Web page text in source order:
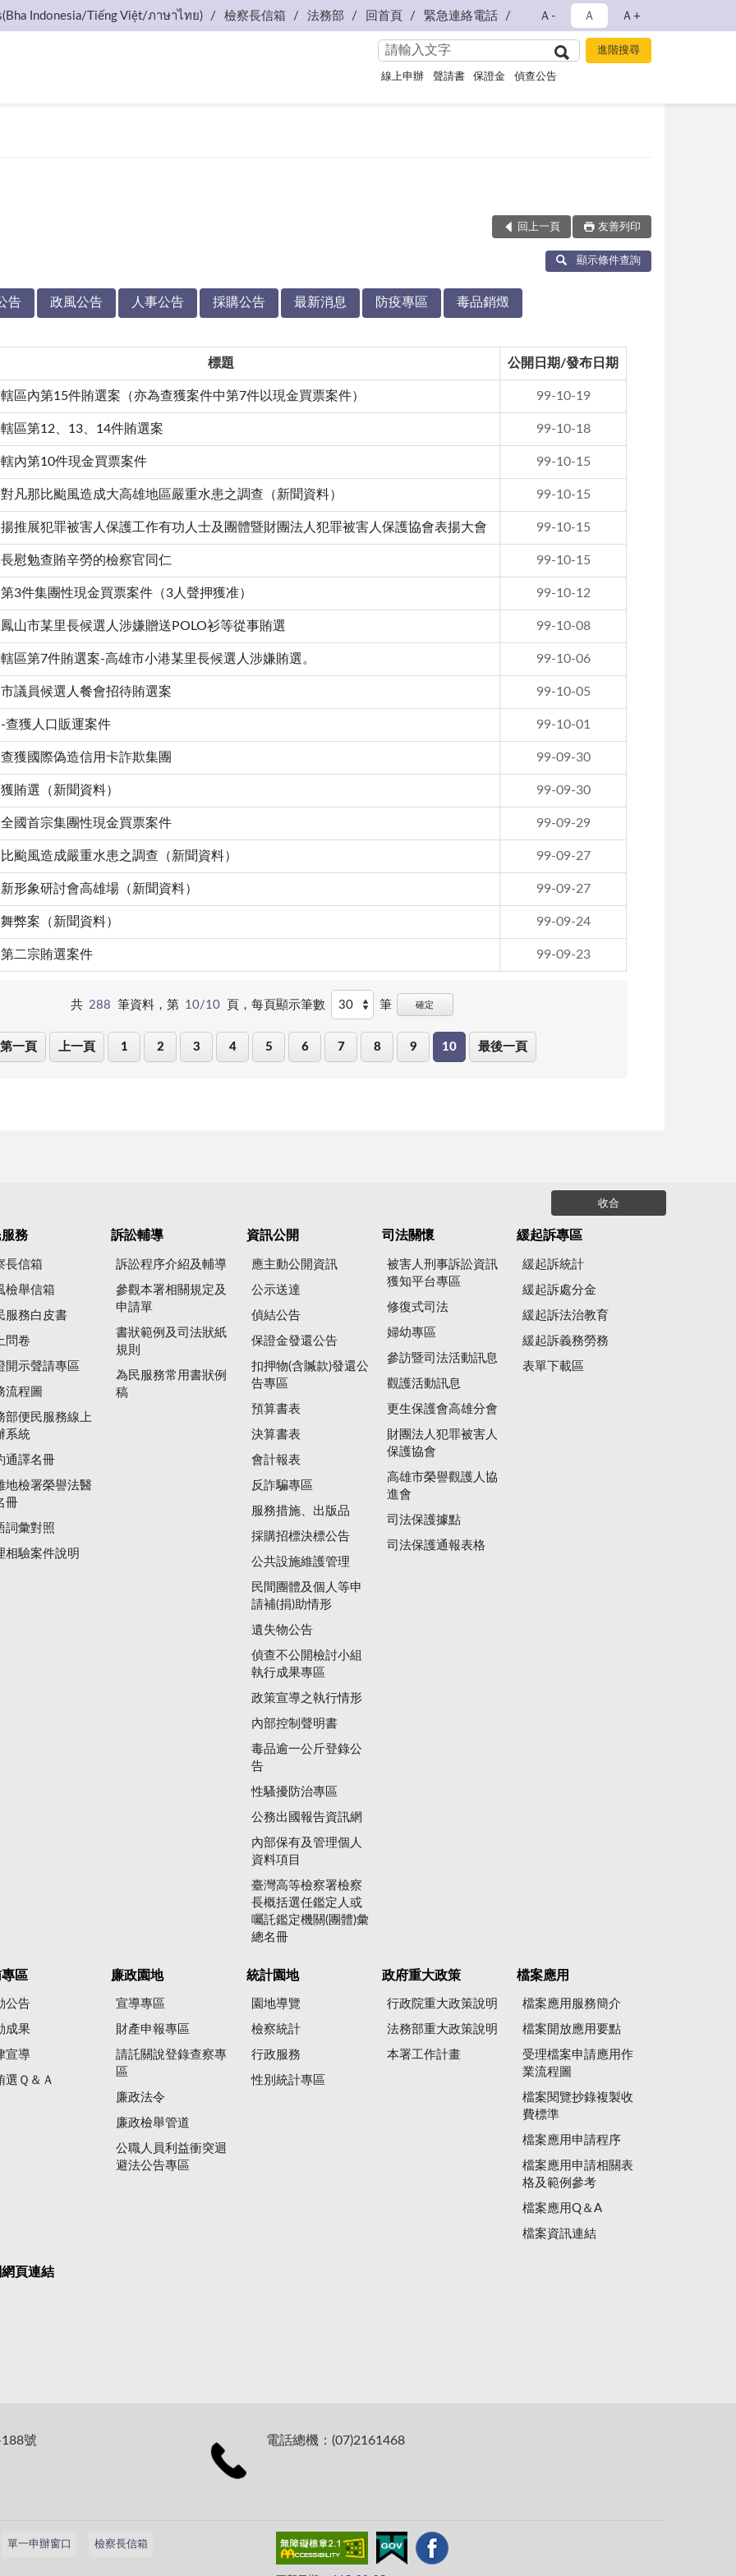
Indonesia/Tiếng Việt/ภาษาไทย) 檢察長信箱 法務部 回首頁 緊急連絡電話 Ａ- Ａ Ａ+
線上申辦 聲請書 保證金 偵查公告
回上一頁 友善列印
顯示條件查詢
告 政風公告 人事公告 採購公告 最新消息 防疫專區 毒品銷燬
標題 公開日期/發布日期
區內第15件賄選案（亦為查獲案件中第7件以現金買票案件） 99-10-19
區第12、13、14件賄選案 99-10-18
內第10件現金買票案件 99-10-15
凡那比颱風造成大高雄地區嚴重水患之調查（新聞資料） 99-10-15
推展犯罪被害人保護工作有功人士及團體暨財團法人犯罪被害人保護協會表揚大會 99-10-15
慰勉查賄辛勞的檢察官同仁 99-10-15
3件集團性現金買票案件（3人聲押獲准） 99-10-12
山市某里長候選人涉嫌贈送POLO衫等從事賄選 99-10-08
區第7件賄選案-高雄市小港某里長候選人涉嫌賄選。 99-10-06
議員候選人餐會招待賄選案 99-10-05
查獲人口販運案件 99-10-01
獲國際偽造信用卡詐欺集團 99-09-30
賄選（新聞資料） 99-09-30
國首宗集團性現金買票案件 99-09-29
颱風造成嚴重水患之調查（新聞資料） 99-09-27
形象研討會高雄場（新聞資料） 99-09-27
弊案（新聞資料） 99-09-24
二宗賄選案件 99-09-23
共 288 筆資料，第 10/10 頁， 每頁顯示筆數 筆 確定
第一頁 上一頁 1 2 3 4 5 6 7 8 9 10 最後一頁
收合
務
長信箱
檢舉信箱
服務白皮書
問卷
開示聲請專區
流程圖
部便民服務線上
系統
通譯名冊
地檢署榮譽法醫
冊
詞彙對照
相驗案件說明
訴訟輔導
訴訟程序介紹及輔導
參觀本署相關規定及
申請單
書狀範例及司法狀紙
規則
為民服務常用書狀例
稿
資訊公開
應主動公開資訊
公示送達
偵結公告
保證金發還公告
扣押物(含贓款)發還公
告專區
預算書表
決算書表
會計報表
反詐騙專區
服務措施、出版品
採購招標決標公告
公共設施維護管理
民間團體及個人等申
請補(捐)助情形
遺失物公告
偵查不公開檢討小組
執行成果專區
政策宣導之執行情形
內部控制聲明書
毒品逾一公斤登錄公
告
性騷擾防治專區
公務出國報告資訊網
內部保有及管理個人
資料項目
臺灣高等檢察署檢察
長概括選任鑑定人或
囑託鑑定機關(團體)彙
總名冊
司法關懷
被害人刑事訴訟資訊
獲知平台專區
修復式司法
婦幼專區
參訪暨司法活動訊息
觀護活動訊息
更生保護會高雄分會
財團法人犯罪被害人
保護協會
高雄市榮譽觀護人協
進會
司法保護據點
司法保護通報表格
緩起訴專區
緩起訴統計
緩起訴處分金
緩起訴法治教育
緩起訴義務勞務
表單下載區
專區
公告
成果
宣導
選Ｑ＆Ａ
廉政園地
宣導專區
財產申報專區
請託關說登錄查察專
區
廉政法令
廉政檢舉管道
公職人員利益衝突迴
避法公告專區
統計園地
園地導覽
檢察統計
行政服務
性別統計專區
政府重大政策
行政院重大政策說明
法務部重大政策說明
本署工作計畫
檔案應用
檔案應用服務簡介
檔案開放應用要點
受理檔案申請應用作
業流程圖
檔案閱覽抄錄複製收
費標準
檔案應用申請程序
檔案應用申請相關表
格及範例參考
檔案應用Q＆A
檔案資訊連結
頁連結
號 電話總機：(07)2161468
單一申辦窗口 檢察長信箱